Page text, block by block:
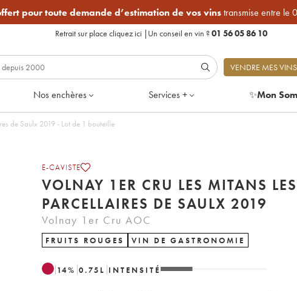
pour toute demande d’estimation de vos vinstransmise entre le
Retrait sur place cliquez ici | Un conseil en vin ?01 56 05 86 10
VENDRE MES VINS
Nos enchères Services + ✨Mon
Volnay 1er Cru Les Mitans Les Parcellaires de Saulx 2019 - Lot de 1 bouteille
E-CAVISTE
VOLNAY 1ER CRU LES MITANS LES
PARCELLAIRES DE SAULX 2019
Volnay 1er Cru AOC
FRUITS ROUGES VIN DE GASTRONOMIE
14% 0.75 L INTENSITÉ